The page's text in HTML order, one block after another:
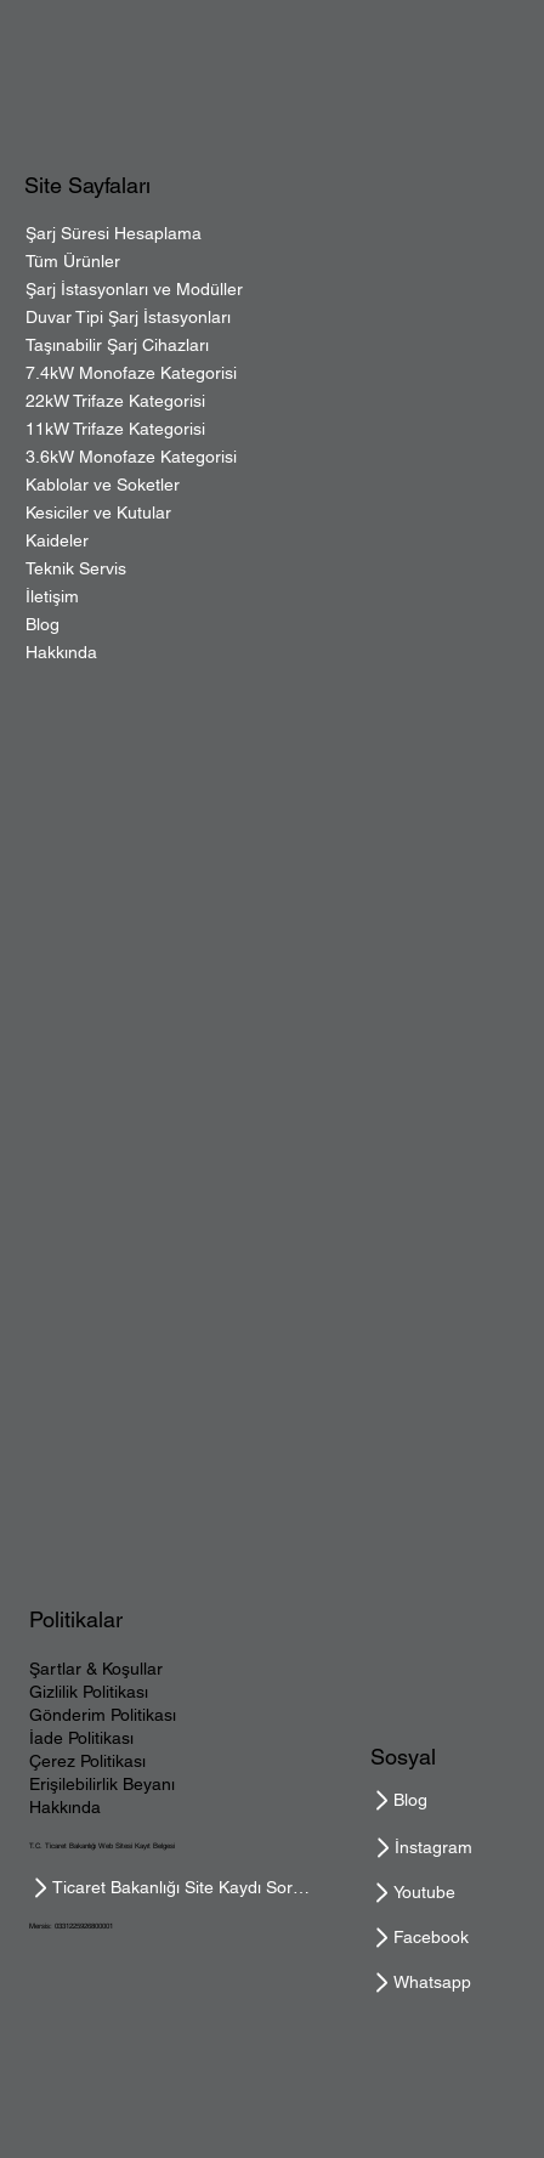
Politikalar
Şartlar & Koşullar
Gizlilik Politikası
Gönderim Politikası
İade Politikası
Çerez Politikası
Erişilebilirlik Beyanı
Hakkında
T.C. Ticaret Bakanlığı Web Sitesi Kayıt Belgesi
Ticaret Bakanlığı Site Kaydı Sorgula
Mersis: 0331225926800001
Site Sayfaları
Şarj Süresi Hesaplama
Tüm Ürünler
Şarj İstasyonları ve Modüller
Duvar Tipi Şarj İstasyonları
Taşınabilir Şarj Cihazları
7.4kW Monofaze Kategorisi
22kW Trifaze Kategorisi
11kW Trifaze Kategorisi
3.6kW Monofaze Kategorisi
Kablolar ve Soketler
Kesiciler ve Kutular
Kaideler
Teknik Servis
İletişim
Blog
Hakkında
Sosyal
Blog
İnstagram
Youtube
Facebook
Whatsapp